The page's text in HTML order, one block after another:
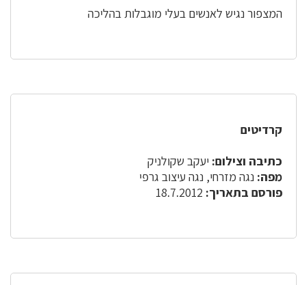
המצפור נגיש לאנשים בעלי מוגבלות בהליכה
קרדיטים
כתיבה וצילום: יעקב שקולניק
מפה: נגה מזרחי, נגה עיצוב גרפי
פורסם בתאריך: